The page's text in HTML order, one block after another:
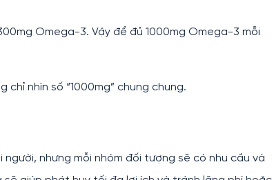
Omega-3. Vậy để đủ 1000mg Omega-3 mỗi
chỉ nhìn số “1000mg” chung chung.
nhưng mỗi nhóm đối tượng sẽ có nhu cầu và